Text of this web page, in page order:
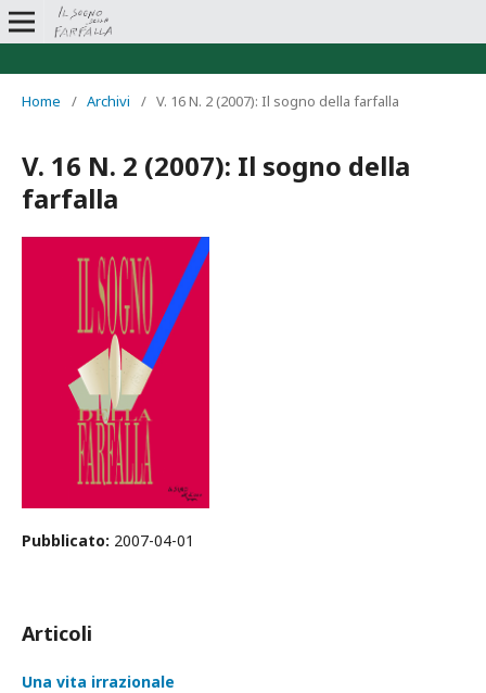
Home / Archivi / V. 16 N. 2 (2007): Il sogno della farfalla
V. 16 N. 2 (2007): Il sogno della
farfalla
Pubblicato: 2007-04-01
Articoli
Una vita irrazionale